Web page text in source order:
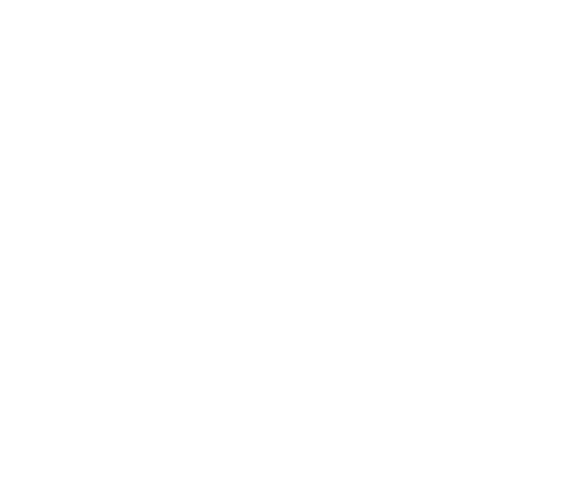
zabezpečuje rovnomerné
100 % smerom nadol (široké
farby (počiatočná